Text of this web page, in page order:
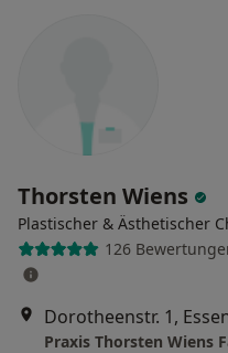
Thorsten Wiens
Plastischer & Ästhetischer
126
Dorotheenstr. 1,